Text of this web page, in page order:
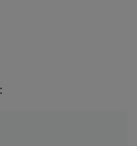
Trotzdem
zu naiv.
Executiv-Code
instantiiert.
: